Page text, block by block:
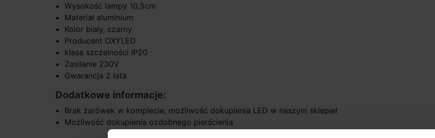
Wysokość lampy 10,5cm
Materiał aluminium
Kolor biały, czarny
Producent OXYLED
klasa szczelności IP20
Zasilanie 230V
Gwarancja 2 lata
Dodatkowe informacje:
Brak żarówek w komplecie, możliwość dokupienia LED w naszym sklepie!
Możliwość dokupienia ozdobnego pierścienia